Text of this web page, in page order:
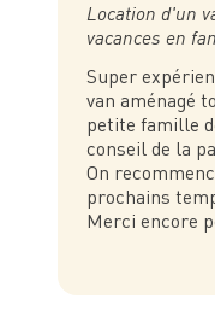
Location d'un
vacances en
Super
van aménagé
petite famille
conseil de la
On
prochains
Merci encore